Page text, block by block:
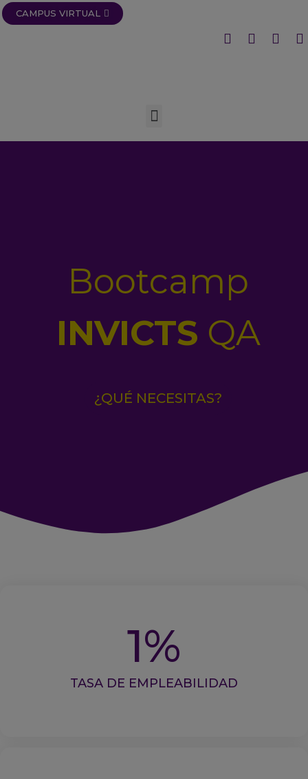
CAMPUS VIRTUAL
Bootcamp
INVICTS QA
¿QUÉ NECESITAS?
1%
TASA DE EMPLEABILIDAD